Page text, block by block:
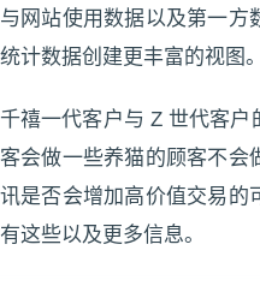
与网站使用数据以及第一方
统计数据创建更丰富的视图。
千禧一代客户与 Z 世代客户
客会做一些养猫的顾客不会
讯是否会增加高价值交易的
有这些以及更多信息。